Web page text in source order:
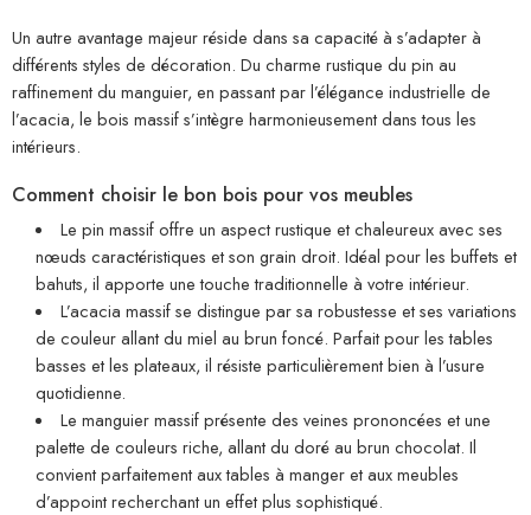
Un autre avantage majeur réside dans sa capacité à s’adapter à
différents styles de décoration. Du charme rustique du pin au
raffinement du manguier, en passant par l’élégance industrielle de
l’acacia, le bois massif s’intègre harmonieusement dans tous les
intérieurs.
Comment choisir le bon bois pour vos meubles
Le pin massif offre un aspect rustique et chaleureux avec ses
nœuds caractéristiques et son grain droit. Idéal pour les buffets et
bahuts, il apporte une touche traditionnelle à votre intérieur.
L’acacia massif se distingue par sa robustesse et ses variations
de couleur allant du miel au brun foncé. Parfait pour les tables
basses et les plateaux, il résiste particulièrement bien à l’usure
quotidienne.
Le manguier massif présente des veines prononcées et une
palette de couleurs riche, allant du doré au brun chocolat. Il
convient parfaitement aux tables à manger et aux meubles
d’appoint recherchant un effet plus sophistiqué.